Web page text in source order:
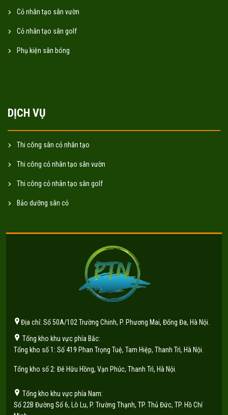
Cỏ nhân tạo sân vườn
Cỏ nhân tạo sân golf
Phụ kiện sân bóng
DỊCH VỤ
Thi công sân cỏ nhân tạo
Thi công cỏ nhân tạo sân vườn
Thi công cỏ nhân tạo sân golf
Bảo dưỡng sân cỏ
Địa chỉ: Số 50A/102 Trường Chinh, P. Phương Mai, Đống Đa, Hà Nội.
Tổng kho khu vực phía Bắc:
Tổng kho số 1: Số 419 Phan Trọng Tuệ, Tam Hiệp, Thanh Trì, Hà Nội.
Tổng kho số 2: Đê Hữu Hồng, Vạn Phúc, Thanh Trì, Hà Nội.
Tổng kho khu vực phía Nam:
Số 22B Đường Số 6, Lò Lu, P. Trường Thạnh, TP. Thủ Đức, TP. Hồ Chí